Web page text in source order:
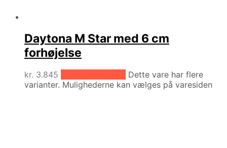
Daytona M Star med 6 cm
forhøjelse
kr. 3.845
Dette vare har flere
varianter. Mulighederne kan vælges på varesiden